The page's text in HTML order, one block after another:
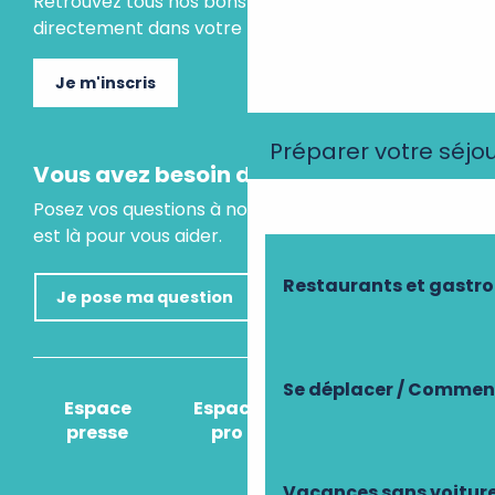
Préparer votre
Restaurants et
Se déplacer /
directement dans votre boite mail.
Je m'inscris
Vous avez besoin d'un conseil ?
Posez vos questions à notre assistant virtuel, il
est là pour vous aider.
Je pose ma question
Espace
presse
Espace
pro
Comment venir